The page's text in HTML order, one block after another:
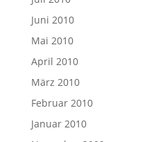
Juni 2010
Mai 2010
April 2010
März 2010
Februar 2010
Januar 2010